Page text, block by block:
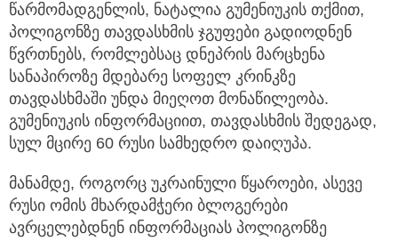
წარმომადგენლის, ნატალია გუმენიუკის თქმით,
პოლიგონზე თავდასხმის ჯგუფები გადიოდნენ
წვრთნებს, რომლებსაც დნეპრის მარცხენა
სანაპიროზე მდებარე სოფელ კრინკზე
თავდასხმაში უნდა მიეღოთ მონაწილეობა.
გუმენიუკის ინფორმაციით, თავდასხმის შედეგად,
სულ მცირე 60 რუსი სამხედრო დაიღუპა.
მანამდე, როგორც უკრაინული წყაროები, ასევე
რუსი ომის მხარდამჭერი ბლოგერები
ავრცელებდნენ ინფორმაციას პოლიგონზე